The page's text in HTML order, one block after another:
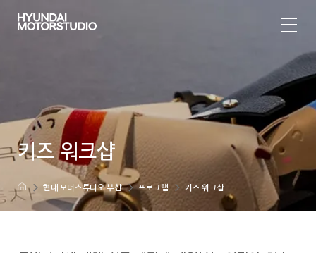
키즈 워크샵
현대 모터스튜디오 부산 프로그램 키즈 워크샵